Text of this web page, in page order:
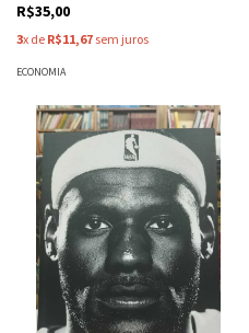
R$35,00
3x de R$11,67 sem juros
ECONOMIA